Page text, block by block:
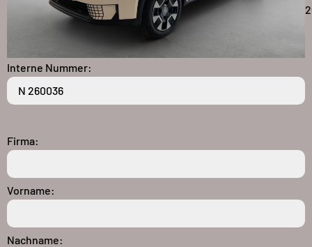
Interne Nummer:
Firma:
Vorname:
Nachname: